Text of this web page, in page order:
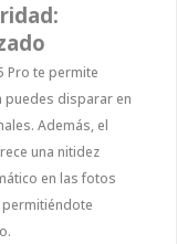
Pro te permite
puedes disparar en
Además, el
una nitidez
en las fotos